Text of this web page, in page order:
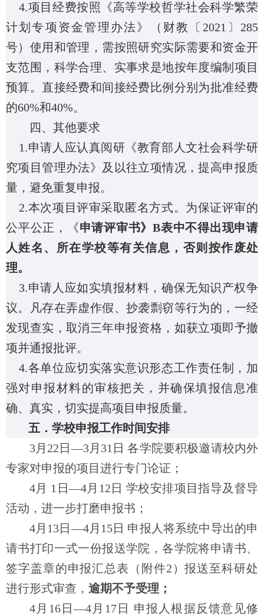
4.项目经费按照《高等学校哲学社会科学繁荣
计划专项资金管理办法》（财教〔 2021 〕285
号）使用和管理，需按照研究实际需要和资金开
支范围，科学合理、实事求是地按年度编制项目
预算。直接经费和间接经费比例分别为批准经费
的60%和40%。
四、其他要求
1.申请人应认真阅研《教育部人文社会科学研
究项目管理办法》及以往立项情况，提高申报质
量，避免重复申报。
2.本次项目评审采取匿名方式。为保证评审的
公平公正，《申请评审书》 B表中不得出现申请
人姓名、所在学校等有关信息，否则按作废处
理。
3.申请人应如实填报材料，确保无知识产权争
议。凡存在弄虚作假、抄袭剽窃等行为的，一经
发现查实，取消三年申报资格，如获立项即予撤
项并通报批评。
4.各单位应切实落实意识形态工作责任制，加
强对申报材料的审核把关，并确保填报信息准
确、真实，切实提高项目申报质量。
五．学校申报工作时间安排
3月22日—3月31日各学院要积极邀请校内外
专家对申报的项目进行专门论证；
4月 1日—4月12日 学校安排项目指导及督导
活动，进一步打磨申报书；
4月13日—4月15日 申报人将系统中导出的申
请书打印一式一份报送学院 ，各学院将申请书、
签字盖章的申报汇总表（附件2）报送至科研处
进行形式审查， 逾期不予受理；
4月16日—4月17日 申报人根据反馈意见修